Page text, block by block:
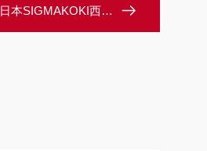
西格玛光机笼式用立柱转接板